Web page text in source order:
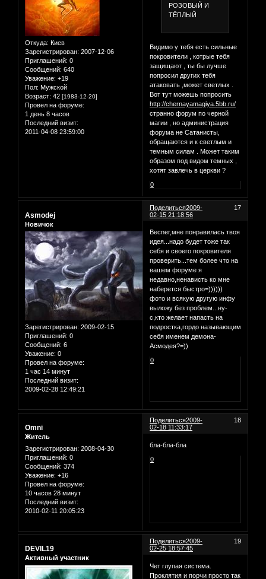
Откуда: Киев
Зарегистрирован: 2007-12-06
Приглашений: 0
Сообщений: 640
Уважение: +19
Пол: Мужской
Возраст: 42 [1983-12-20]
Провел на форуме:
1 день 8 часов
Последний визит:
2011-04-08 23:59:00
РОЗОВЫЙ И
ТЁПЛЫЙ
Видимо у тебя есть сильные
покровители , котрые тебя
защищают , ты бы лучше
попросил других тебя
атаковать ,может светлых .
Вот тут можешь попросить
http://chernayamagiya.5bb.ru/
странно форум по черной
магии , но администрация
форума не Сатанисты,
обращаются и к светлым и
темным силам . Может таким
образом под видом темных ,
хотят завлечь в церкви ?
0
Поделиться 17
2009-
02-15 21:18:56
Asmodej
Новичок
Зарегистрирован: 2009-02-15
Приглашений: 0
Сообщений: 6
Уважение: 0
Провел на форуме:
1 час 14 минут
Последний визит:
2009-02-28 12:49:21
Becner,мне понравилась твоя
идея...надо будет тоже так
себя и своего покровителя
проверить...тем более что на
вашем форуме я
недавно,ненависть ко мне
наберется быстро=))))))
фото и всякую другую инфу
выложу без проблем...ну-
с,кто желает напасть на
подростка,гордо называющим
себя именем демона-
Асмодея?=))
0
Поделиться 18
2009-
02-18 11:33:17
Omni
Житель
Зарегистрирован: 2008-04-30
Приглашений: 0
Сообщений: 374
Уважение: +16
Провел на форуме:
10 часов 28 минут
Последний визит:
2010-02-11 20:05:23
бла-бла-бла
0
Поделиться 19
2009-
02-25 18:57:45
DEVIL19
Активный участник
Чет глупая система.
Проклятия и порчи просто так